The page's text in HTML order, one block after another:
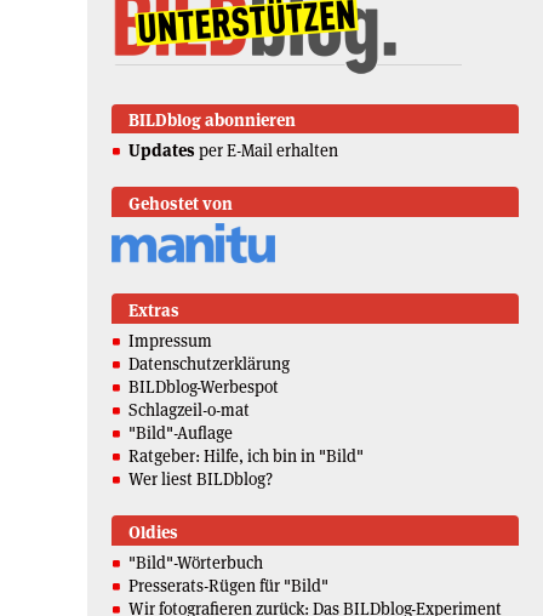
BILDblog abonnieren
Updates per E-Mail erhalten
Gehostet von
Extras
Impressum
Datenschutzerklärung
BILDblog-Werbespot
Schlagzeil-o-mat
"Bild"-Auflage
Ratgeber: Hilfe, ich bin in "Bild"
Wer liest BILDblog?
Oldies
"Bild"-Wörterbuch
Presserats-Rügen für "Bild"
Wir fotografieren zurück: Das BILDblog-Experiment